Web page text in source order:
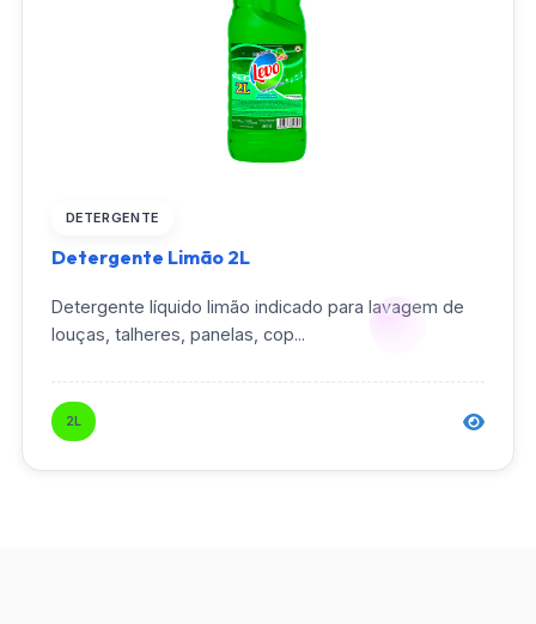
DETERGENTE
Detergente Limão 2L
Detergente líquido limão indicado para lavagem de
louças, talheres, panelas, cop...
2L